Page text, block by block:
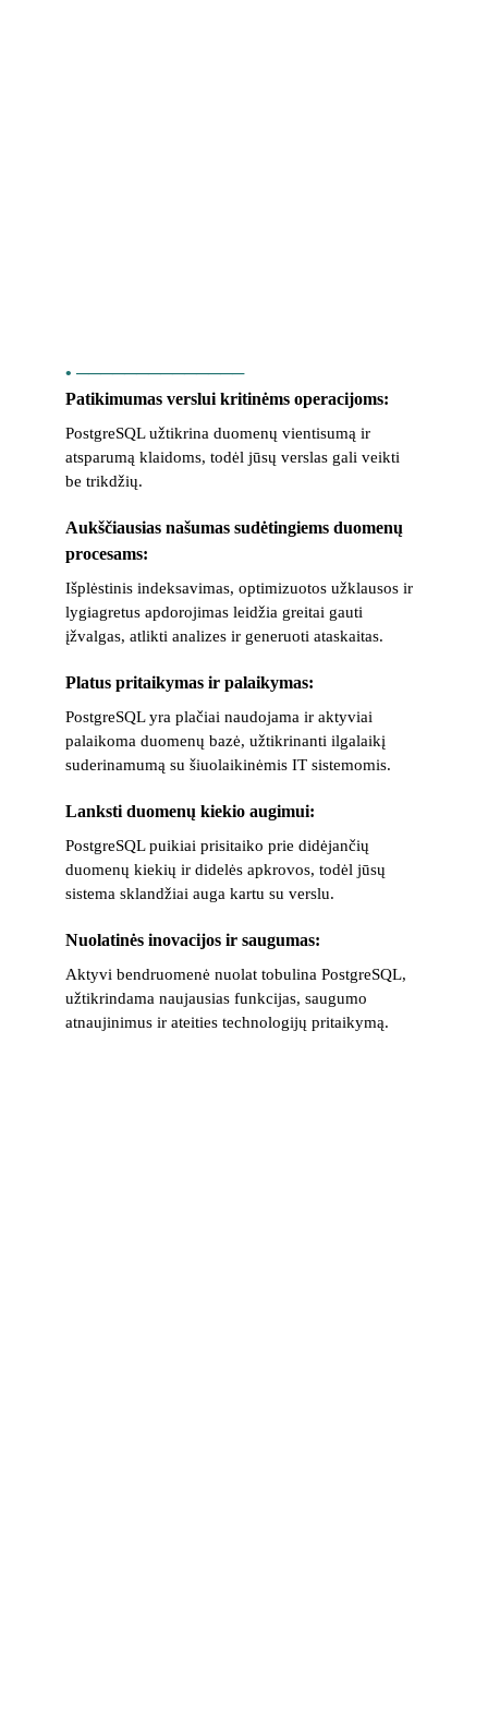
• ──────────────
Patikimumas verslui kritinėms operacijoms:
PostgreSQL užtikrina duomenų vientisumą ir
atsparumą klaidoms, todėl jūsų verslas gali veikti
be trikdžių.
Aukščiausias našumas sudėtingiems duomenų
procesams:
Išplėstinis indeksavimas, optimizuotos užklausos ir
lygiagretus apdorojimas leidžia greitai gauti
įžvalgas, atlikti analizes ir generuoti ataskaitas.
Platus pritaikymas ir palaikymas:
PostgreSQL yra plačiai naudojama ir aktyviai
palaikoma duomenų bazė, užtikrinanti ilgalaikį
suderinamumą su šiuolaikinėmis IT sistemomis.
Lanksti duomenų kiekio augimui:
PostgreSQL puikiai prisitaiko prie didėjančių
duomenų kiekių ir didelės apkrovos, todėl jūsų
sistema sklandžiai auga kartu su verslu.
Nuolatinės inovacijos ir saugumas:
Aktyvi bendruomenė nuolat tobulina PostgreSQL,
užtikrindama naujausias funkcijas, saugumo
atnaujinimus ir ateities technologijų pritaikymą.